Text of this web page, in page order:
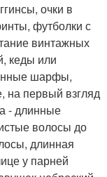
очки в
футболки с
винтажных
кеды или
шарфы,
первый взгляд
- длинные
волосы до
длинная
у парней